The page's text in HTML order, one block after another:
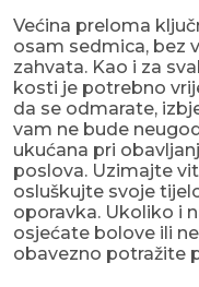
Većina preloma
osam sedmica, bez
zahvata. Kao i za
kosti je potrebno
da se odmarate,
vam ne bude
ukućana pri
poslova. Uzimajte
osluškujte svoje
oporavka. Ukoliko i
osjećate bolove ili
obavezno potražite